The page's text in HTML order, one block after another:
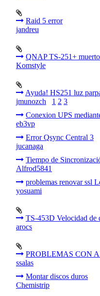
Raid 5 error
jandreu
QNAP TS-251+
Komstyle
Ayuda! HS251 luz
jmunozch
1 2 3
Conexion UPS
eb3vp
Error Qsync Central 3
jucanaga
Tiempo de
Alfrod5841
problemas renovar ssl
yosuami
TS-453D Velocidad de
arocs
PROBLEMAS CON
ssalas
Montar discos duros
Chemistrip